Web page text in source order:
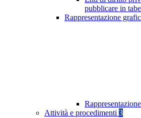
pubblicare in
Rappresentazione
Attività e procedimenti 3